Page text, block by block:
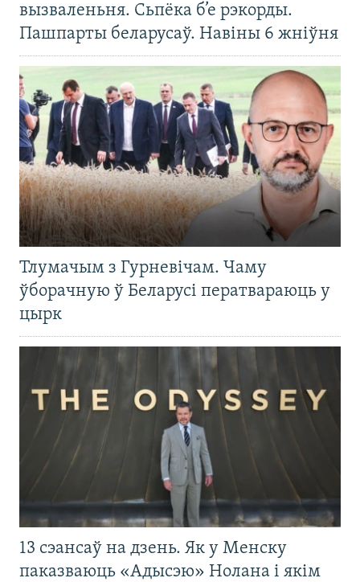
вызваленьня. Сьпёка б’е рэкорды.
Пашпарты беларусаў. Навіны 6 жніўня
Тлумачым з Гурневічам. Чаму
ўборачную ў Беларусі ператвараюць у
цырк
13 сэансаў на дзень. Як у Менску
паказваюць «Адысэю» Нолана і якім